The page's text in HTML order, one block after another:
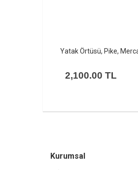
Yatak Örtüsü, Pike,
2,100.00 TL
Kurumsal